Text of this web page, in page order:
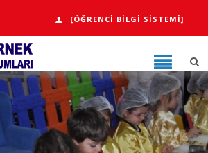
[ÖĞRENCI BILGI SISTEMI]